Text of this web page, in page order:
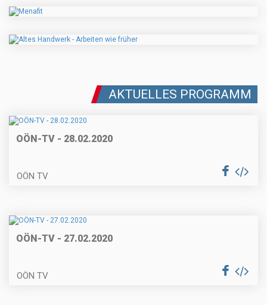
AKTUELLES PROGRAMM
OÖN-TV - 28.02.2020
OÖN TV
OÖN-TV - 27.02.2020
OÖN TV